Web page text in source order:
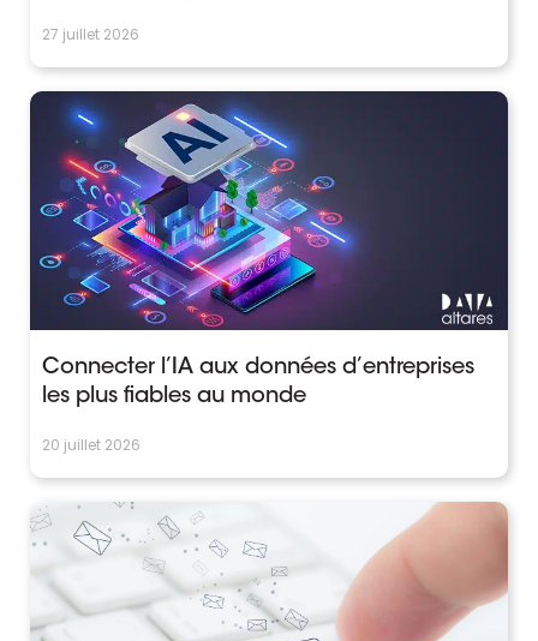
27 juillet 2026
Connecter l’IA aux données d’entreprises
les plus fiables au monde
20 juillet 2026